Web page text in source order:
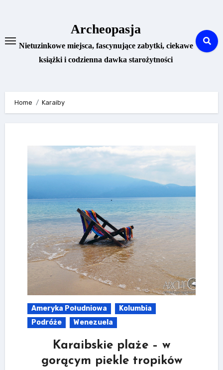
Archeopasja
Nietuzinkowe miejsca, fascynujące zabytki, ciekawe
książki i codzienna dawka starożytności
Home Karaiby
Ameryka Południowa
Kolumbia
Podróże
Wenezuela
Karaibskie plaże – w
gorącym piekle tropików